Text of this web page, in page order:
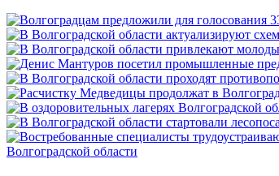
Волгоградской области